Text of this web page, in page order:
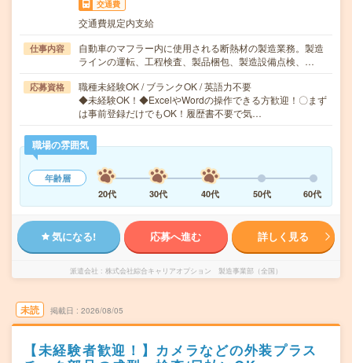
交通費
交通費規定内支給
仕事内容
自動車のマフラー内に使用される断熱材の製造業務。製造
ラインの運転、工程検査、製品梱包、製造設備点検、…
応募資格
職種未経験OK / ブランクOK / 英語力不要
◆未経験OK！◆ExcelやWordの操作できる方歓迎！〇まず
は事前登録だけでもOK！履歴書不要で気…
職場の雰囲気
年齢層
20代
30代 40代 50代 60代
気になる! 応募へ進む 詳しく見る
派遣会社 株式会社綜合キャリアオプション 製造事業部（全国）
未読 掲載日 2026/08/05
【未経験者歓迎！】カメラなどの外装プラス